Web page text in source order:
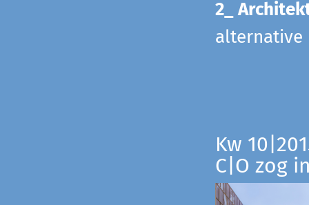
2_
alternative
Kw
C|O zog